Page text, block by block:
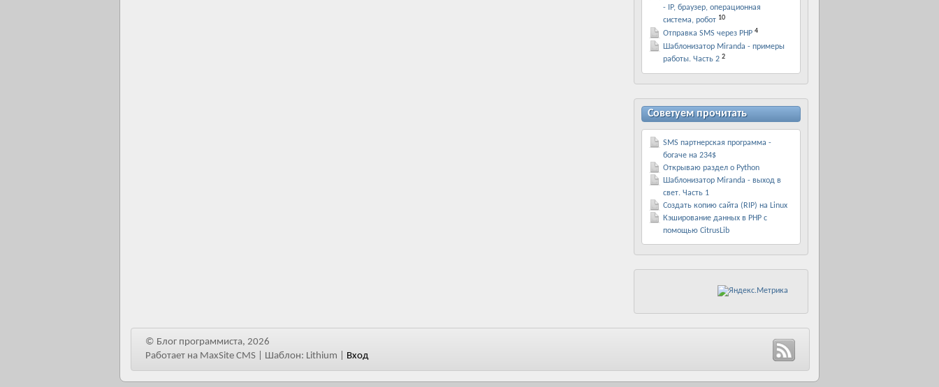
- IP, браузер, операционная
система, робот 10
Отправка SMS через PHP 4
Шаблонизатор Miranda - примеры
работы. Часть 2 2
Советуем прочитать
SMS партнерская программа -
богаче на 234$
Открываю раздел о Python
Шаблонизатор Miranda - выход в
свет. Часть 1
Создать копию сайта (RIP) на Linux
Кэширование данных в PHP с
помощью CitrusLib
© Блог программиста, 2026
Работает на MaxSite CMS | Шаблон: Lithium
Вход